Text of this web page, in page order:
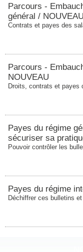
Parcours -
général / NOUVEAU
Contrats et payes des
Parcours -
NOUVEAU
Droits, contrats et payes
Payes du régime
sécuriser sa
Pouvoir contrôler les
Payes du régime
Déchiffrer ces bulletins